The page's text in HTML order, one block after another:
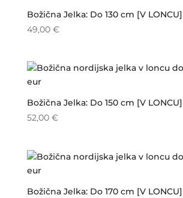
Božična Jelka: Do 130 cm [V LONCU]
49,00 €
Božična Jelka: Do 150 cm [V LONCU]
52,00 €
Božična Jelka: Do 170 cm [V LONCU]